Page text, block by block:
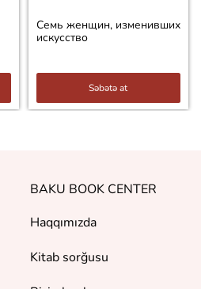
Семь женщин, изменивших
искусство
Səbətə at
BAKU BOOK CENTER
Haqqımızda
Kitab sorğusu